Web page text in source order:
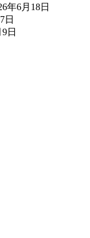
年6月18日
日
日